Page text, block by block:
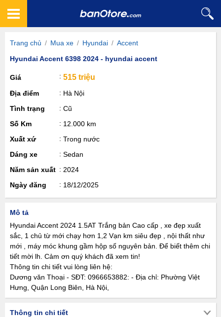
Trang chủ / Mua xe / Hyundai / Accent
Hyundai Accent 6398 2024 - hyundai accent
Giá 515 triệu
Địa điểm
Hà Nội
Tình trạng
Cũ
Số Km
12.000 km
Xuất xứ
Trong nước
Dáng xe
Sedan
Năm sản xuất
2024
Ngày đăng
18/12/2025
Mô tả
Hyundai Accent 2024 1.5AT Trắng bản Cao cấp , xe đẹp xuất
sắc, 1 chủ từ mới chạy hơn 1,2 Vạn km siêu đẹp , nội thất như
mới , máy móc khung gầm hộp số nguyên bản. Để biết thêm chi
tiết mời lh. Cảm ơn quý khách đã xem tin!
Thông tin chi tiết vui lòng liên hệ:
Dương văn Thoại - SĐT: 0966653882: - Địa chỉ: Phường Việt
Hưng, Quận Long Biên, Hà Nội,
Thông tin chi tiết